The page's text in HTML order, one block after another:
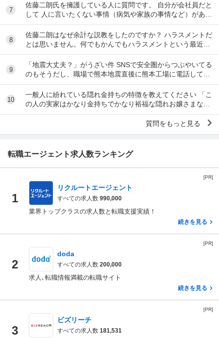
7
佐藤二朗氏を擁護している人に質問です。 自分が会社員だと
して 人に言いたくない事情（病気や家族の事情など）があ
り、上司や総務等に相談した結果、仕事内容を...
8
佐藤二朗はなぜ余計な説教をしたのですか？ ハラスメントだ
とは思いません。何でもかんでもハラスメントという最近の
風潮に反対です。ただ、橋本愛からすれば良い気...
9
「地震大丈夫？」がうざい件 SNSで安全圏からつぶやいてる
のもそうだし、職場で熊本地震直後に熊本工場に電話して
「うるさい！今それどころじゃないんだよ！」...
10
一般人に紛れている隠れ金持ちの特徴を教えてください 「こ
の人の実家はかなり金持ちでかなり裕福な隠れお嬢さまなん
だな」とわかる特徴を教えてください 私の...
質問をもっと見る
転職エージェント求人数ランキング
[PR]
1
リクルートエージェント
すべての求人数 990,000
業界トップクラスの求人数と転職支援実績！
続きを見る
[PR]
2
doda
すべての求人数 200,000
求人､転職情報満載の転職サイト
続きを見る
[PR]
3
ビズリーチ
すべての求人数 181,531